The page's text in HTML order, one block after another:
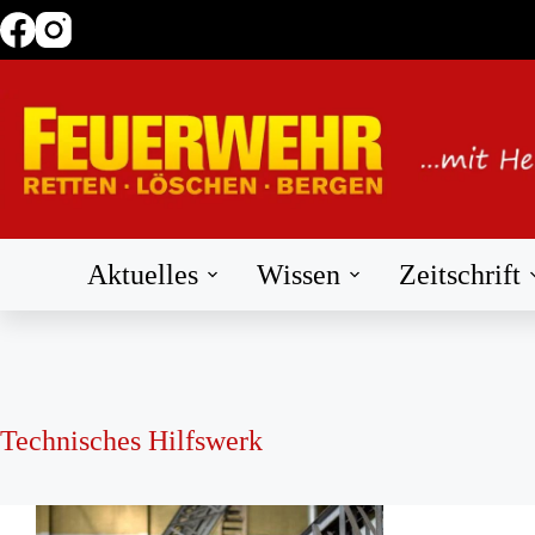
Zum
Inhalt
Aktuelles Wissen Zeitschrift
Technisches Hilfswerk